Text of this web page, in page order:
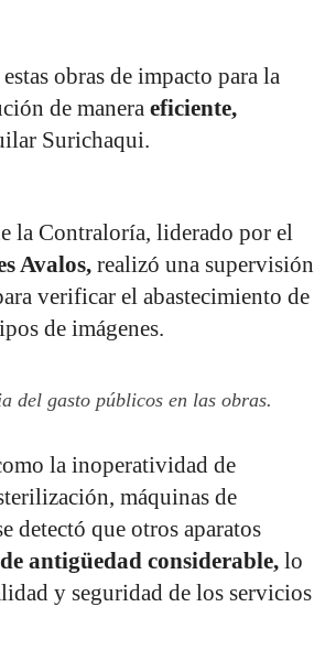
obras de impacto para la
de manera eficiente,
Surichaqui.
la Contraloría, liderado por el
Avalos, realizó una supervisión
verificar el abastecimiento de
de imágenes.
del gasto públicos en las obras.
la inoperatividad de
máquinas de
detectó que otros aparatos
antigüedad considerable, lo
y seguridad de los servicios